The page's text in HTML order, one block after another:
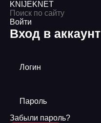
KNIJEKNET
Войти
Вход в аккаунт
Логин
Пароль
Забыли пароль?